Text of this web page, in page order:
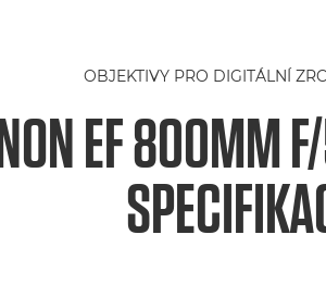
OBJEKTIVY PRO DIGITÁLNÍ
EF 800MM